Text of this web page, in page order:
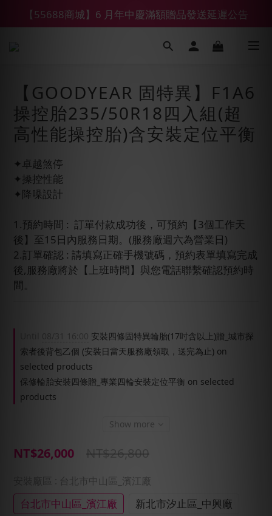
【鑽石熊/金熊新客首購限定】優惠搭車金
【55688商城】6 月年中慶滿額贈品發送延遲公告
【鑽石熊/金熊新客首購限定】優惠搭車金
【GOODYEAR 固特異】F1A6
操控胎235/50R18四入組(超
高性能操控胎)含安裝定位平衡
✦卓越煞停
✦操控性能
✦降噪設計
1.預約時間 :  訂單付款成功後，可預約【3個工作天
後】至15日內服務日期。(服務廠週六為營業日)
2.訂單確認 : 請填寫正確手機號碼，預約表單填寫完成
後,服務廠將於【上班時間】與您電話聯繫確認預約時
間。
08/31 16:00 安裝四條固特異輪胎(17吋含以上)贈_城市探
索者後背包乙個 (安裝日當天服務廠領取，送完為止) on
selected products
保修輪胎安裝四條贈_專業四輪安裝定位平衡 on selected
products
Show more
NT$26,000 NT$26,800
: 台北市中山區_濱江廠
台北市中山區_濱江廠
新北市汐止區_中興廠